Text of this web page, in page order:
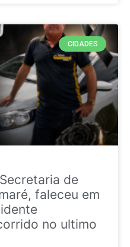
CIDADES
de
faleceu em
no ultimo